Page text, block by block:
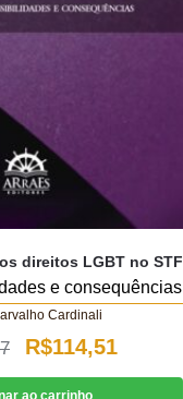
direitos LGBT no STF
e consequências
Cardinali
O
preço
R$114,51O
preço